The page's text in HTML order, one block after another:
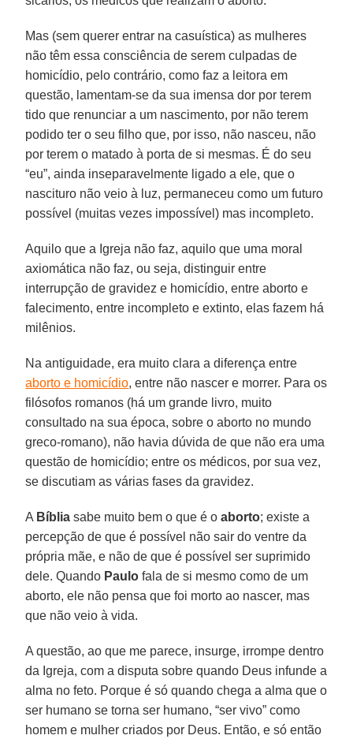
Mas (sem querer entrar na casuística) as mulheres
não têm essa consciência de serem culpadas de
homicídio, pelo contrário, como faz a leitora em
questão, lamentam-se da sua imensa dor por terem
tido que renunciar a um nascimento, por não terem
podido ter o seu filho que, por isso, não nasceu, não
por terem o matado à porta de si mesmas. É do seu
“eu”, ainda inseparavelmente ligado a ele, que o
nascituro não veio à luz, permaneceu como um futuro
possível (muitas vezes impossível) mas incompleto.
Aquilo que a Igreja não faz, aquilo que uma moral
axiomática não faz, ou seja, distinguir entre
interrupção de gravidez e homicídio, entre aborto e
falecimento, entre incompleto e extinto, elas fazem há
milênios.
Na antiguidade, era muito clara a diferença entre
aborto e homicídio, entre não nascer e morrer. Para os
filósofos romanos (há um grande livro, muito
consultado na sua época, sobre o aborto no mundo
greco-romano), não havia dúvida de que não era uma
questão de homicídio; entre os médicos, por sua vez,
se discutiam as várias fases da gravidez.
A Bíblia sabe muito bem o que é oaborto; existe a
percepção de que é possível não sair do ventre da
própria mãe, e não de que é possível ser suprimido
dele. Quando Paulo fala de si mesmo como de um
aborto, ele não pensa que foi morto ao nascer, mas
que não veio à vida.
A questão, ao que me parece, insurge, irrompe dentro
da Igreja, com a disputa sobre quando Deus infunde a
alma no feto. Porque é só quando chega a alma que o
ser humano se torna ser humano, “ser vivo” como
homem e mulher criados por Deus. Então, e só então